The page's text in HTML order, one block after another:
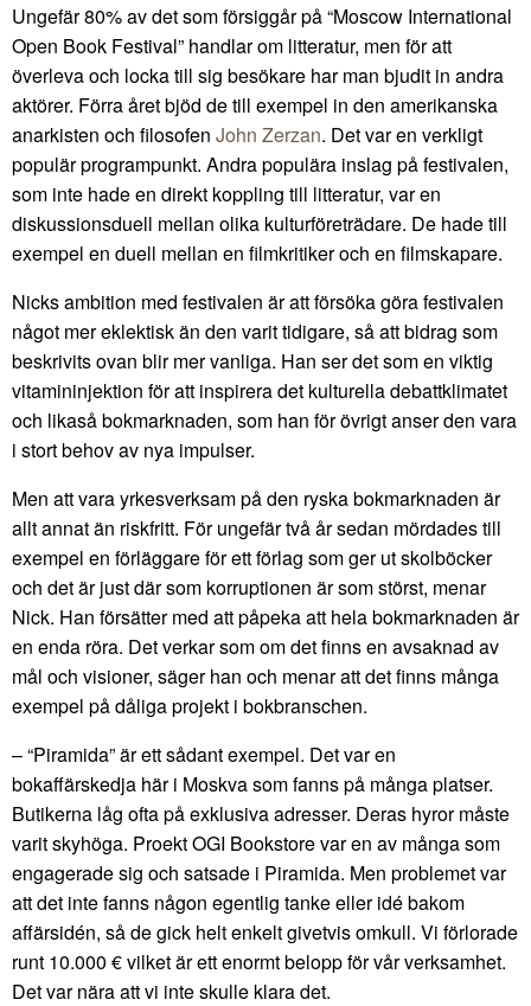
Ungefär 80% av det som försiggår på “Moscow International
Open Book Festival” handlar om litteratur, men för att
överleva och locka till sig besökare har man bjudit in andra
aktörer. Förra året bjöd de till exempel in den amerikanska
anarkisten och filosofen John Zerzan. Det var en verkligt
populär programpunkt. Andra populära inslag på festivalen,
som inte hade en direkt koppling till litteratur, var en
diskussionsduell mellan olika kulturföreträdare. De hade till
exempel en duell mellan en filmkritiker och en filmskapare.
Nicks ambition med festivalen är att försöka göra festivalen
något mer eklektisk än den varit tidigare, så att bidrag som
beskrivits ovan blir mer vanliga. Han ser det som en viktig
vitamininjektion för att inspirera det kulturella debattklimatet
och likaså bokmarknaden, som han för övrigt anser den vara
i stort behov av nya impulser.
Men att vara yrkesverksam på den ryska bokmarknaden är
allt annat än riskfritt. För ungefär två år sedan mördades till
exempel en förläggare för ett förlag som ger ut skolböcker
och det är just där som korruptionen är som störst, menar
Nick. Han försätter med att påpeka att hela bokmarknaden är
en enda röra. Det verkar som om det finns en avsaknad av
mål och visioner, säger han och menar att det finns många
exempel på dåliga projekt i bokbranschen.
– “Piramida” är ett sådant exempel. Det var en
bokaffärskedja här i Moskva som fanns på många platser.
Butikerna låg ofta på exklusiva adresser. Deras hyror måste
varit skyhöga. Proekt OGI Bookstore var en av många som
engagerade sig och satsade i Piramida. Men problemet var
att det inte fanns någon egentlig tanke eller idé bakom
affärsidén, så de gick helt enkelt givetvis omkull. Vi förlorade
runt 10.000 € vilket är ett enormt belopp för vår verksamhet.
Det var nära att vi inte skulle klara det.